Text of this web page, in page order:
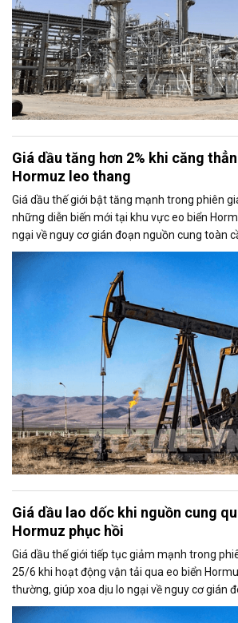
Giá dầu tăng hơn 2% khi căng
Hormuz leo thang
Giá dầu thế giới bật tăng mạnh trong phiên
những diễn biến mới tại khu vực eo biển
ngại về nguy cơ gián đoạn nguồn cung toàn
chính trị cũng khiến thị trường đặt dấu hỏi về
thuận ngừng bắn giữa Mỹ và Iran.
Giá dầu lao dốc khi nguồn cung
Hormuz phục hồi
Giá dầu thế giới tiếp tục giảm mạnh trong
25/6 khi hoạt động vận tải qua eo biển
thường, giúp xoa dịu lo ngại về nguy cơ gián
lượng toàn cầu.